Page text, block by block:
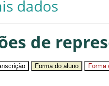
dados
de
Forma do aluno Forma